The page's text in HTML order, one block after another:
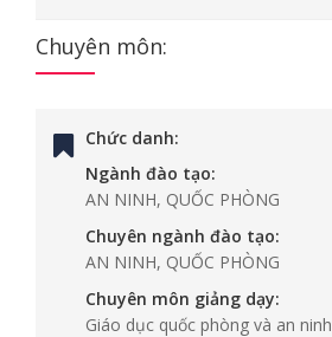
Chuyên môn:
Chức danh:
Ngành đào tạo:
AN NINH, QUỐC PHÒNG
Chuyên ngành đào tạo:
AN NINH, QUỐC PHÒNG
Chuyên môn giảng dạy:
Giáo dục quốc phòng và an ninh